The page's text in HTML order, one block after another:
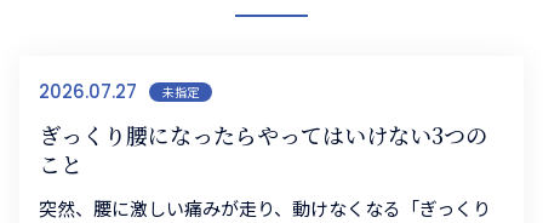
2026.07.27 未指定
ぎっくり腰になったらやってはいけない3つの
こと
突然、腰に激しい痛みが走り、動けなくなる「ぎっくり